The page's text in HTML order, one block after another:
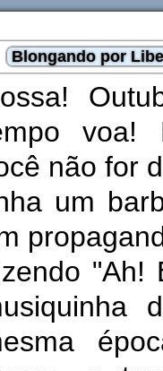
Blongando por
voa!
não for
um
"Ah!